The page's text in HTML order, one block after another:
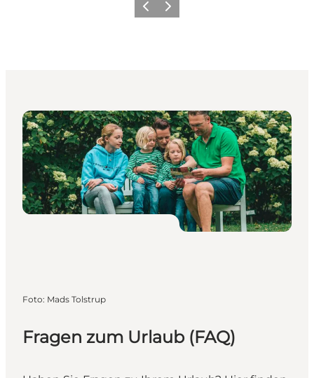
ZurückWeiter
Foto: Mads Tolstrup
Fragen zum Urlaub (FAQ)